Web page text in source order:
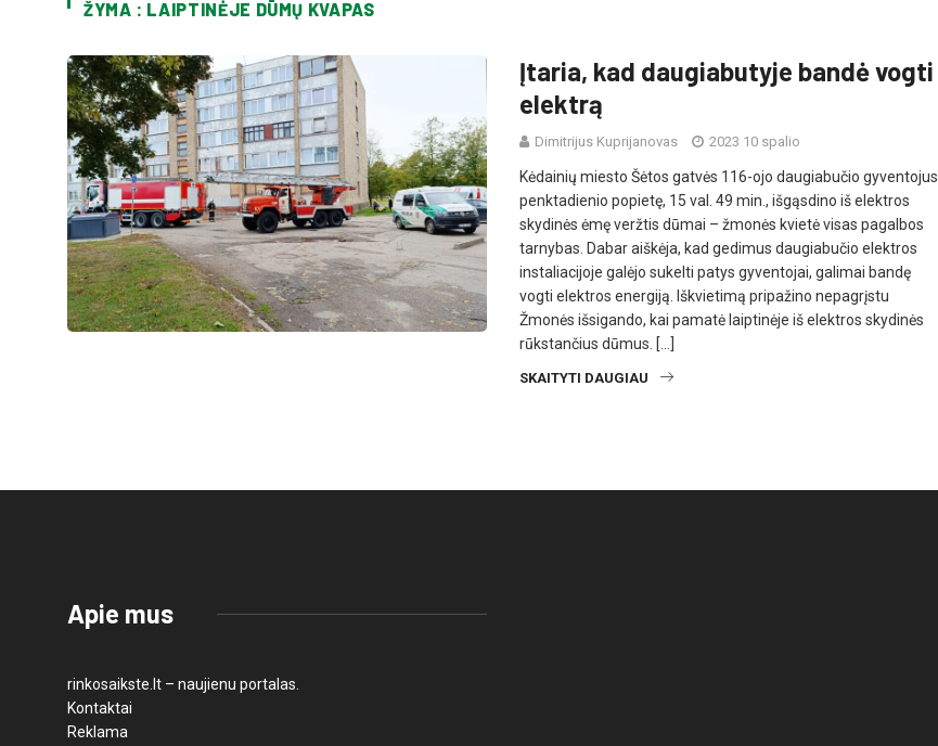
ŽYMA : LAIPTINĖJE DŪMŲ KVAPAS
Įtaria, kad daugiabutyje bandė vogti
elektrą
Dimitrijus Kuprijanovas 2023 10 spalio
Kėdainių miesto Šėtos gatvės 116-ojo daugiabučio gyventojus
penktadienio popietę, 15 val. 49 min., išgąsdino iš elektros
skydinės ėmę veržtis dūmai – žmonės kvietė visas pagalbos
tarnybas. Dabar aiškėja, kad gedimus daugiabučio elektros
instaliacijoje galėjo sukelti patys gyventojai, galimai bandę
vogti elektros energiją. Iškvietimą pripažino nepagrįstu
Žmonės išsigando, kai pamatė laiptinėje iš elektros skydinės
rūkstančius dūmus. […]
SKAITYTI DAUGIAU
Apie mus
rinkosaikste.lt – naujienu portalas.
Kontaktai
Reklama